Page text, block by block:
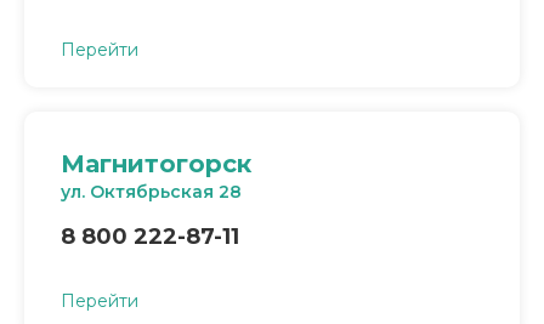
Перейти
Магнитогорск
ул. Октябрьская 28
8 800 222-87-11
Перейти